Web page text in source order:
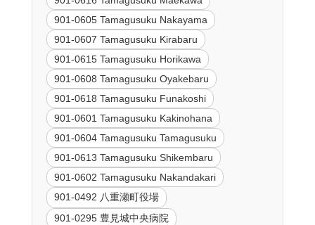
901-0605 Tamagusuku Nakayama
901-0607 Tamagusuku Kirabaru
901-0615 Tamagusuku Horikawa
901-0608 Tamagusuku Oyakebaru
901-0618 Tamagusuku Funakoshi
901-0601 Tamagusuku Kakinohana
901-0604 Tamagusuku Tamagusuku
901-0613 Tamagusuku Shikembaru
901-0602 Tamagusuku Nakandakari
901-0492 八重瀬町役場
901-0295 豊見城中央病院